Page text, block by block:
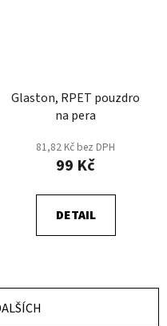
Glaston, RPET pouzdro
na pera
81,82 Kč bez DPH
99 Kč
DETAIL